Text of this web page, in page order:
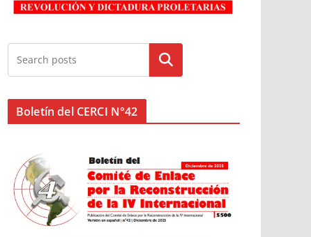
Buscar
Boletín del CERCI N°42